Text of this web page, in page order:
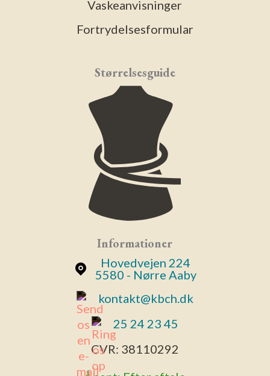
Vaskeanvisninger
Fortrydelsesformular
Størrelsesguide
Informationer
Hovedvejen 224
5580 - Nørre Aaby
kontakt@kbch.dk
25 24 23 45
CVR: 38110292